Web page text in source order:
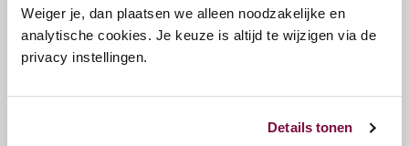
Weiger je, dan plaatsen we alleen noodzakelijke en
analytische cookies. Je keuze is altijd te wijzigen via de
privacy instellingen.
Details tonen
Waarom kiezen voor de Kreamat Matras Carto H –
Krea P23 Talalay?
✅
Zweedse pocketveren voor optimale